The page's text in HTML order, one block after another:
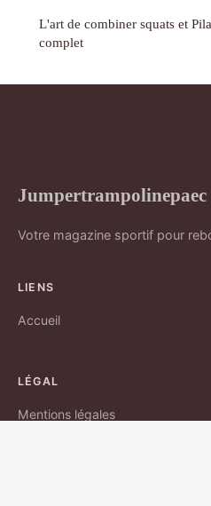
L'art de combiner squats et
complet
Jumpertrampolinepaec
Votre magazine sportif pour
LIENS
Accueil
LÉGAL
Mentions légales